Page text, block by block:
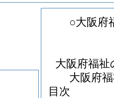
○大阪府
大阪府福
大阪府
目次